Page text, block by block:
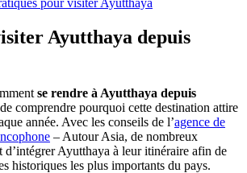
Ayutthaya depuis
se rendre à Ayutthaya depuis
comprendre pourquoi cette destination attire
année. Avec les conseils de l’agence de
– Autour Asia, de nombreux
d’intégrer Ayutthaya à leur itinéraire afin de
historiques les plus importants du pays.